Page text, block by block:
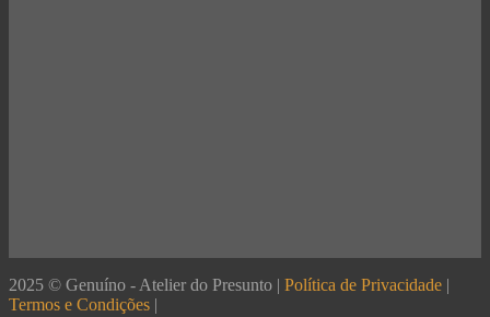
2025 © Genuíno - Atelier do Presunto | Política de Privacidade |
Termos e Condições |